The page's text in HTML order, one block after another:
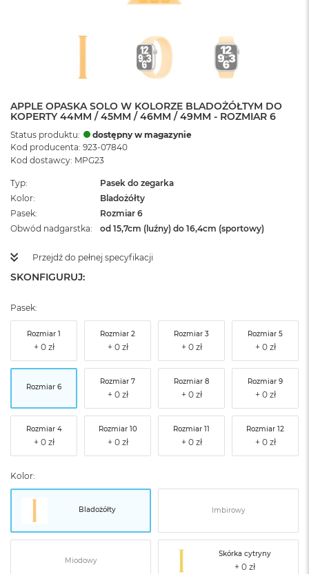
APPLE OPASKA SOLO W KOLORZE BLADOŻÓŁTYM DO
KOPERTY 44MM / 45MM / 46MM / 49MM - ROZMIAR 6
Status produktu:
dostępny w magazynie
Kod producenta: 923-07840
Kod dostawcy: MPG23
Typ
Pasek do zegarka
Kolor
Bladożółty
Pasek
Rozmiar 6
Obwód nadgarstka
od 15,7cm (luźny) do 16,4cm (sportowy)
Przejdź do pełnej specyfikacji
SKONFIGURUJ:
Pasek:
Rozmiar 1 Rozmiar 2 Rozmiar 3 Rozmiar 5
Rozmiar 6
Rozmiar 7 Rozmiar 8 Rozmiar 9
Rozmiar 4 Rozmiar 10 Rozmiar 11 Rozmiar 12
Kolor:
Bladożółty Imbirowy
Miodowy
Skórka cytryny